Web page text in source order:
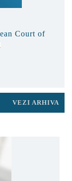
Court of
VEZI ARHIVA